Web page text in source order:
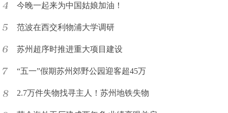
今晚一起来为中国姑娘加油！
范波在西交利物浦大学调研
苏州超序时推进重大项目建设
“五一”假期苏州郊野公园迎客超45万
2.7万件失物找寻主人！苏州地铁失物